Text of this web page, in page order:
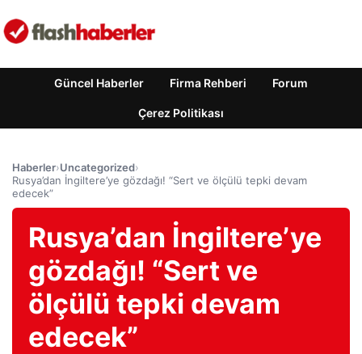
Güncel Haberler Firma Rehberi Forum
Çerez Politikası
Haberler›Uncategorized›
Rusya’dan İngiltere’ye gözdağı! “Sert ve ölçülü tepki devam
edecek”
Rusya’dan İngiltere’ye
gözdağı! “Sert ve
ölçülü tepki devam
edecek”